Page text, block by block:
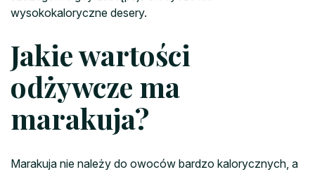
wysokokaloryczne desery.
Jakie wartości
odżywcze ma
marakuja?
Marakuja nie należy do owoców bardzo kalorycznych, a